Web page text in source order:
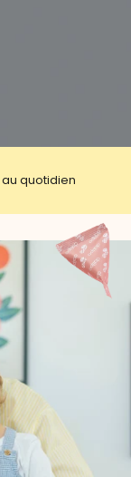
au quotidien